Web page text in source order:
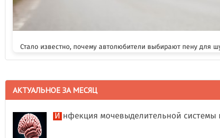
Стало известно, почему автолюбители выбирают пену для
АКТУАЛЬНОЕ ЗА МЕСЯЦ
Инфекция мочевыделительной